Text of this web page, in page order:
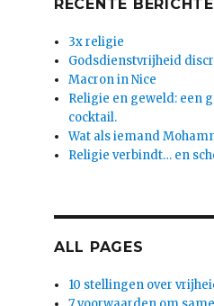
RECENTE
3x religie
Godsdienstvrijheid
Macron in Nice
Religie en geweld: een
cocktail.
Wat als iemand
Religie verbindt… en
ALL PAGES
10 stellingen over